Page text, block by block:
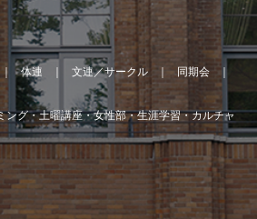
体連 文連／サークル
同期会
ング・土曜講座・女性部・生涯学習・カルチャ